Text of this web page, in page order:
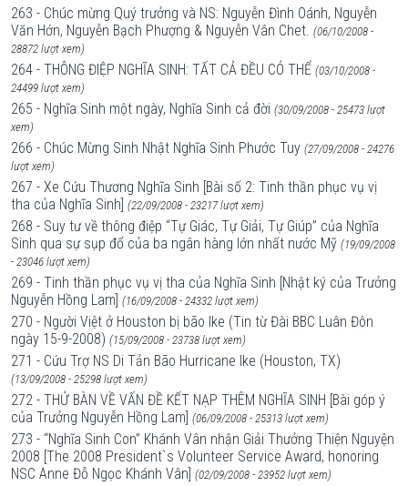
263 - Chúc mừng Quý trưởng và NS: Nguyễn Đình Oánh, Nguyễn
Văn Hớn, Nguyễn Bạch Phượng & Nguyễn Vân Chet. (06/10/2008 -
28872 lượt xem)
264 - THÔNG ĐIỆP NGHĨA SINH: TẤT CẢ ĐỀU CÓ THỂ (03/10/2008 -
24499 lượt xem)
265 - Nghĩa Sinh một ngày, Nghĩa Sinh cả đời (30/09/2008 - 25473 lượt
xem)
266 - Chúc Mừng Sinh Nhật Nghĩa Sinh Phước Tuy (27/09/2008 - 24276
lượt xem)
267 - Xe Cứu Thương Nghĩa Sinh [Bài số 2: Tinh thần phục vụ vị
tha của Nghĩa Sinh] (22/09/2008 - 23217 lượt xem)
268 - Suy tư về thông điệp “Tự Giác, Tự Giải, Tự Giúp” của Nghĩa
Sinh qua sự sụp đổ của ba ngân hàng lớn nhất nước Mỹ (19/09/2008
- 23046 lượt xem)
269 - Tinh thần phục vụ vị tha của Nghĩa Sinh [Nhật ký của Trưởng
Nguyễn Hồng Lam] (16/09/2008 - 24332 lượt xem)
270 - Người Việt ở Houston bị bão Ike (Tin từ Đài BBC Luân Đôn
ngày 15-9-2008) (15/09/2008 - 23738 lượt xem)
271 - Cứu Trợ NS Di Tản Bão Hurricane Ike (Houston, TX)
(13/09/2008 - 25298 lượt xem)
272 - THỬ BÀN VỀ VẤN ĐỀ KẾT NẠP THÊM NGHĨA SINH [Bài góp ý
của Trưởng Nguyễn Hồng Lam] (06/09/2008 - 25313 lượt xem)
273 - “Nghĩa Sinh Con” Khánh Vân nhận Giải Thưởng Thiện Nguyện
2008 [The 2008 President`s Volunteer Service Award, honoring
NSC Anne Đỗ Ngọc Khánh Vân] (02/09/2008 - 23952 lượt xem)